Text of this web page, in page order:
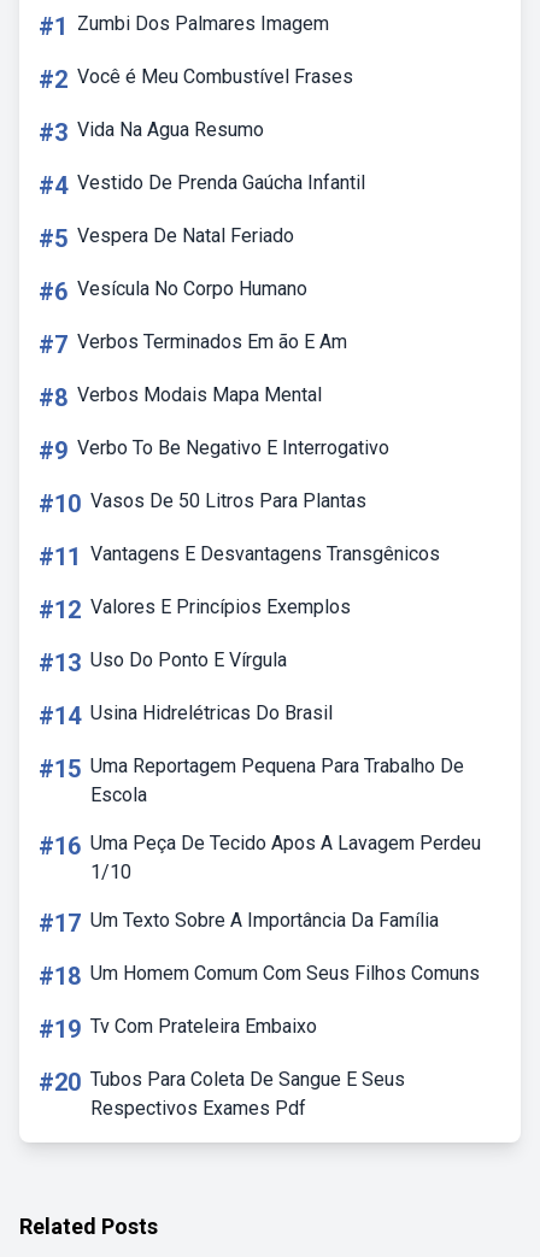
#1 Zumbi Dos Palmares Imagem
#2 Você é Meu Combustível Frases
#3 Vida Na Agua Resumo
#4 Vestido De Prenda Gaúcha Infantil
#5 Vespera De Natal Feriado
#6 Vesícula No Corpo Humano
#7 Verbos Terminados Em ão E Am
#8 Verbos Modais Mapa Mental
#9 Verbo To Be Negativo E Interrogativo
#10 Vasos De 50 Litros Para Plantas
#11 Vantagens E Desvantagens Transgênicos
#12 Valores E Princípios Exemplos
#13 Uso Do Ponto E Vírgula
#14 Usina Hidrelétricas Do Brasil
#15 Uma Reportagem Pequena Para Trabalho De
Escola
#16 Uma Peça De Tecido Apos A Lavagem Perdeu
1/10
#17 Um Texto Sobre A Importância Da Família
#18 Um Homem Comum Com Seus Filhos Comuns
#19 Tv Com Prateleira Embaixo
#20 Tubos Para Coleta De Sangue E Seus
Respectivos Exames Pdf
Related Posts